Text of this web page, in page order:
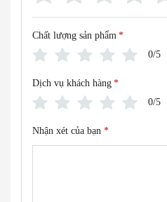
Chất lượng sản phẩm *
0/5
Dịch vụ khách hàng *
0/5
Nhận xét của bạn *